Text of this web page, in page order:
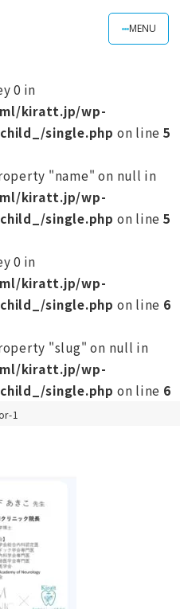
MENU
0 in
kiratt.jp/wp-
single.php on line 5
"name" on null in
kiratt.jp/wp-
single.php on line 5
0 in
kiratt.jp/wp-
single.php on line 6
"slug" on null in
kiratt.jp/wp-
single.php on line 6
1